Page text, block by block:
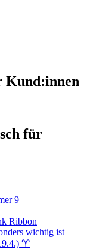
Kund:innen
für
9
Ribbon
wichtig ist
♈︎